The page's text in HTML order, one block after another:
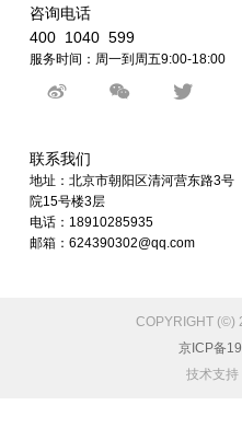
咨询电话
400 1040 599
服务时间：周一到周五9:00-18:00
联系我们
地址：北京市朝阳区清河营东路3号
院15号楼3层
电话：18910285935
邮箱：624390302@qq.com
COPYRIGHT (©)
京ICP备
技术支持